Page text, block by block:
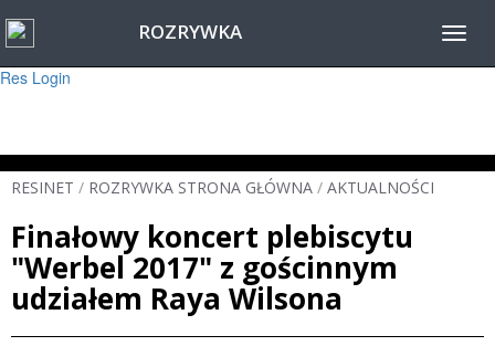
Warning
: session_start(): Failed to read session data: user (path: ) in
Res Login
ROZRYWKA
RESINET / ROZRYWKA STRONA GŁÓWNA / AKTUALNOŚCI
Finałowy koncert plebiscytu
"Werbel 2017" z gościnnym
udziałem Raya Wilsona